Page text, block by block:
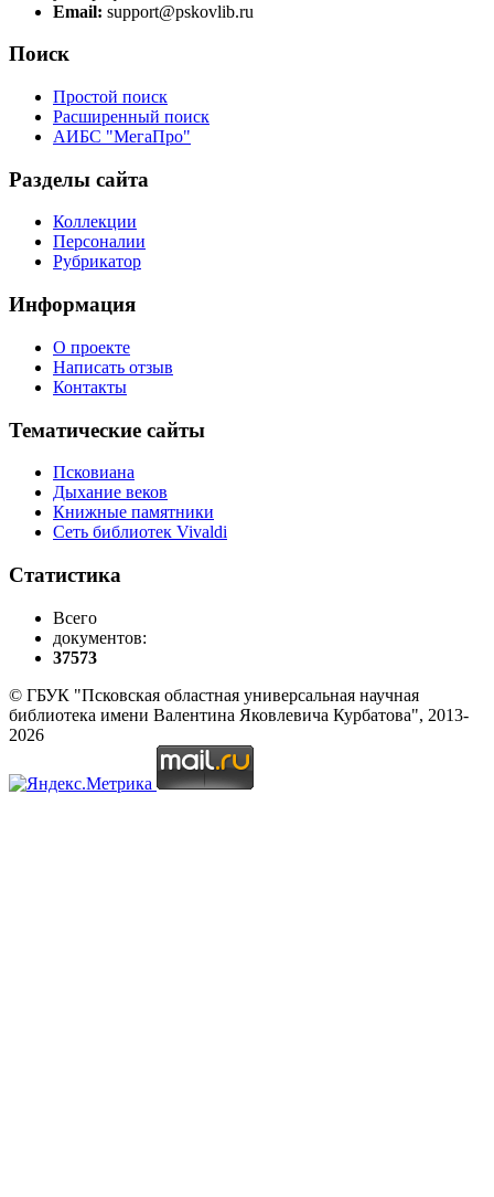
Email: support@pskovlib.ru
Поиск
Простой поиск
Расширенный поиск
АИБС "МегаПро"
Разделы сайта
Коллекции
Персоналии
Рубрикатор
Информация
О проекте
Написать отзыв
Контакты
Тематические сайты
Псковиана
Дыхание веков
Книжные памятники
Сеть библиотек Vivaldi
Статистика
Всего
документов:
37573
© ГБУК "Псковская областная универсальная научная
библиотека имени Валентина Яковлевича Курбатова", 2013-
2026